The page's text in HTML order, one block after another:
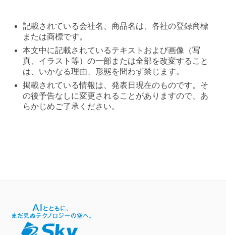
記載されている会社名、商品名は、各社の登録商標
または商標です。
本文中に記載されているテキストおよび画像（写
真、イラスト等）の一部または全部を改変すること
は、いかなる理由、形態を問わず禁じます。
掲載されている情報は、発表日現在のものです。そ
の後予告なしに変更されることがありますので、あ
らかじめご了承ください。